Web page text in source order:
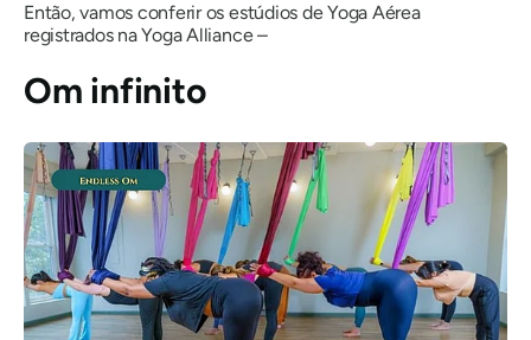
Então, vamos conferir os estúdios de Yoga Aérea
registrados na Yoga Alliance –
Om infinito